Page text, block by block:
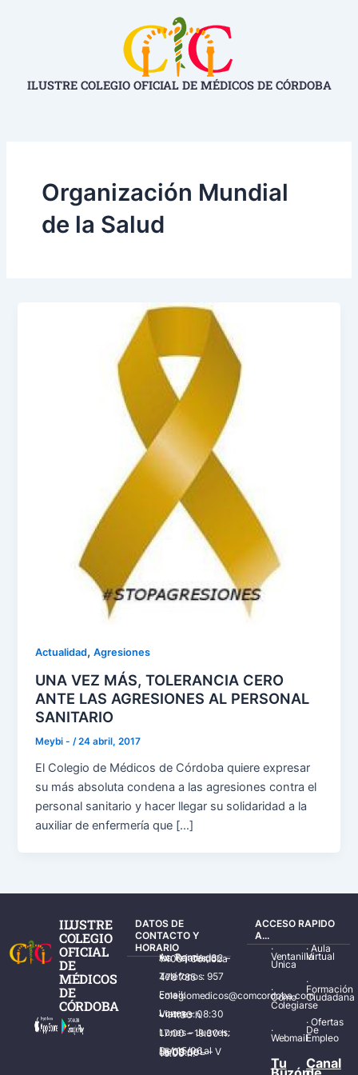
ILUSTRE COLEGIO OFICIAL DE MÉDICOS DE CÓRDOBA
Organización Mundial
de la Salud
Actualidad,Agresiones
UNA VEZ MÁS, TOLERANCIA CERO
ANTE LAS AGRESIONES AL PERSONAL
SANITARIO
Meybi -/24 abril, 2017
El Colegio de Médicos de Córdoba quiere expresar
su más absoluta condena a las agresiones contra el
personal sanitario y hacer llegar su solidaridad a la
auxiliar de enfermería que […]
ILUSTRE
COLEGIO
OFICIAL
DE
MÉDICOS
DE
CÓRDOBA
DATOS DE
CONTACTO Y
HORARIO
Av. Ronda de los Tejares, 32 – 14001 Córdoba
Teléfonos: 957 478 785
Email: colegiomedicos@comcordoba.com
Lunes – Viernes: 08:30 – 14:30 h.
Lunes – Jueves: 17:00 – 19:30 h.
Del 15/06 al 15/09 de L – V de 08:00 – 15:00 h.
ACCESO RAPIDO
A...
·
Ventanilla
Única
·
Cómo
Colegiarse
·
Webmail
·Aula
Virtual
·
Formación
Ciudadana
·Ofertas
De
Empleo
Tu Canal